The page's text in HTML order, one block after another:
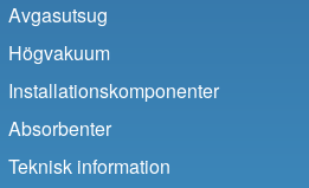
Avgasutsug
Högvakuum
Installationskomponenter
Absorbenter
Teknisk information